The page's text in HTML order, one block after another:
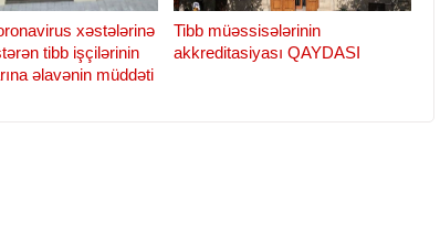
xəstələrinə
tibb işçilərinin
əlavənin müddəti
Tibb müəssisələrinin
akkreditasiyası QAYDASI